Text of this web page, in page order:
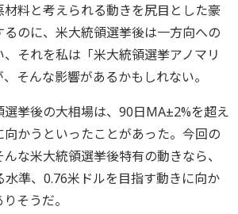
料と考えられる動きを尻目とした豪
るのに、米大統領選挙後は一方向への
それを私は「米大統領選挙アノマリ
そんな影響があるかもしれない。
選挙後の大相場は、90日MA±2%を超え
かうといったことがあった。今回の
な米大統領選挙後特有の動きなら、
準、0.76米ドルを目指す動きに向か
そうだ。